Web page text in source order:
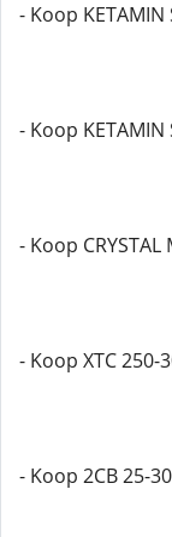
- Koop KETAMIN
- Koop KETAMIN
- Koop CRYSTAL
- Koop XTC 250-
- Koop 2CB 25-